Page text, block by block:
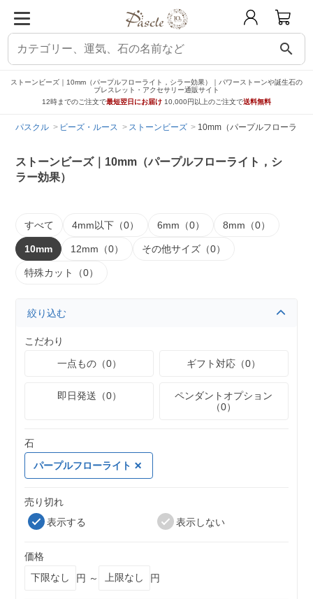
search
ストーンビーズ｜10mm（パープルフローライト，シラー効果）｜パワーストーンや誕生石の
ブレスレット・アクセサリー通販サイト
12時までのご注文で最短翌日にお届け 10,000円以上のご注文で送料無料
パスクル ビーズ・ルース ストーンビーズ 10mm（パープルフローライ
ストーンビーズ｜10mm（パープルフローライト，シ
ラー効果）
すべて 4mm以下（0） 6mm（0） 8mm（0）
10mm 12mm（0） その他サイズ（0）
特殊カット（0）
絞り込む
こだわり
一点もの（0）
ギフト対応（0）
即日発送（0）
ペンダントオプション
（0）
石
パープルフローライト
売り切れ
表示する
表示しない
価格
円 ～
円